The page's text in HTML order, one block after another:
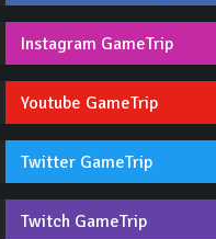
Instagram GameTrip
Youtube GameTrip
Twitter GameTrip
Twitch GameTrip